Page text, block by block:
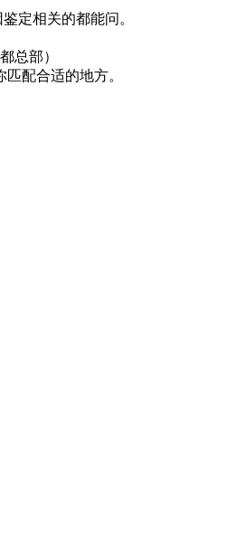
定相关的都能问。
总部）
配合适的地方。